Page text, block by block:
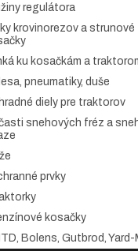
regulátora
krovinorezov a strunové
ku kosačkám a
pneumatiky, duše
diely pre traktorov
snehových fréz a
prvky
kosačky
Bolens, Gutbrod, Yard-